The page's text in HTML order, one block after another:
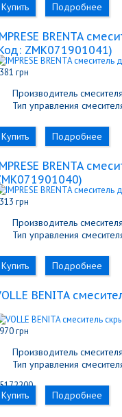
Купить Подробнее
BRENTA
ZMK071901041)
грн
Производитель
Тип управления
Купить Подробнее
BRENTA
)
грн
Производитель
Тип управления
Купить Подробнее
BENITA
грн
Производитель
Тип управления
Купить Подробнее